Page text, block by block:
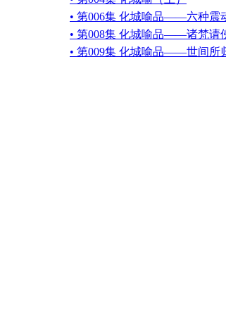
• 第006集 化城喻品——六种震
• 第008集 化城喻品——诸梵请
• 第009集 化城喻品——世间所